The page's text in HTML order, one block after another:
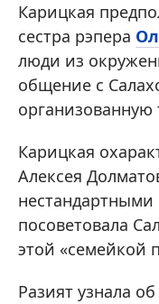
Карицкая
сестра рэпера
люди из
общение с
организованную
Карицкая
Алексея
посоветовала
этой «семейкой
Разият узнала